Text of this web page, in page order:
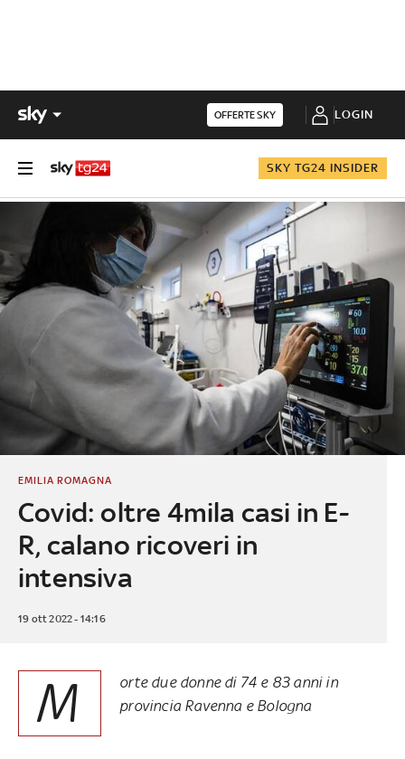
OFFERTE SKY LOGIN
SKY TG24 INSIDER
Covid: oltre 4mila casi in E-
R, calano ricoveri in
intensiva
EMILIA ROMAGNA
19 ott 2022 - 14:16
M
orte due donne di 74 e 83 anni in
provincia Ravenna e Bologna